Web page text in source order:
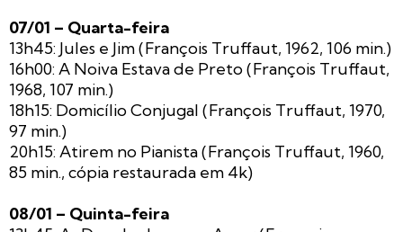
07/01 – Quarta-feira
13h45: Jules e Jim (François Truffaut, 1962, 106 min.)
16h00: A Noiva Estava de Preto (François Truffaut,
1968, 107 min.)
18h15: Domicílio Conjugal (François Truffaut, 1970,
97 min.)
20h15: Atirem no Pianista (François Truffaut, 1960,
85 min., cópia restaurada em 4k)
08/01 – Quinta-feira